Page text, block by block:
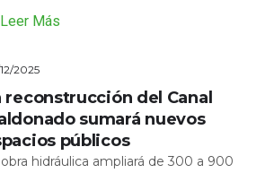
Leer Más
2025
reconstrucción del Canal
sumará nuevos
públicos
obra hidráulica ampliará de 300 a 900